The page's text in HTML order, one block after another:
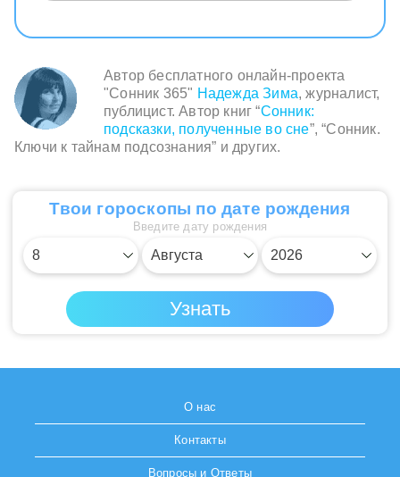
Автор бесплатного онлайн-проекта
"Сонник 365" Надежда Зима, журналист,
публицист. Автор книг “Сонник:
подсказки, полученные во сне”, “Сонник.
Ключи к тайнам подсознания” и других.
Твои гороскопы по дате рождения
Введите дату рождения
О нас
Контакты
Вопросы и Ответы